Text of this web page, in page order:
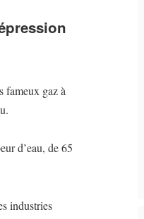
fameux gaz à
d’eau, de 65
industries